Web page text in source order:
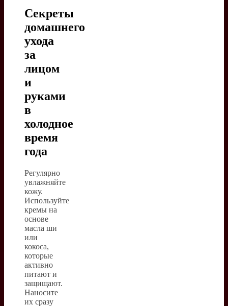
Секреты
домашнего
ухода
за
лицом
и
руками
в
холодное
время
года
Регулярно
увлажняйте
кожу.
Используйте
кремы на
основе
масла ши
или
кокоса,
которые
активно
питают и
защищают.
Наносите
их сразу